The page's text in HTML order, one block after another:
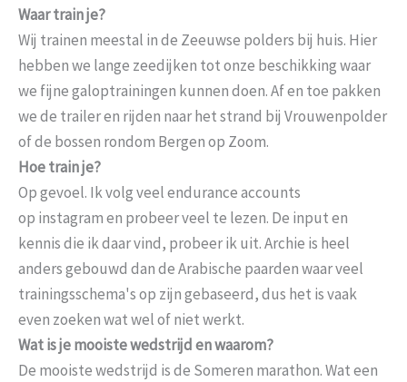
Waar train je?
Wij trainen meestal in de Zeeuwse polders bij huis. Hier
hebben we lange zeedijken tot onze beschikking waar
we fijne galoptrainingen kunnen doen. Af en toe pakken
we de trailer en rijden naar het strand bij Vrouwenpolder
of de bossen rondom Bergen op Zoom.
Hoe train je?
Op gevoel. Ik volg veel endurance accounts
op instagram en probeer veel te lezen. De input en
kennis die ik daar vind, probeer ik uit. Archie is heel
anders gebouwd dan de Arabische paarden waar veel
trainingsschema's op zijn gebaseerd, dus het is vaak
even zoeken wat wel of niet werkt.
Wat is je mooiste wedstrijd en waarom?
De mooiste wedstrijd is de Someren marathon. Wat een